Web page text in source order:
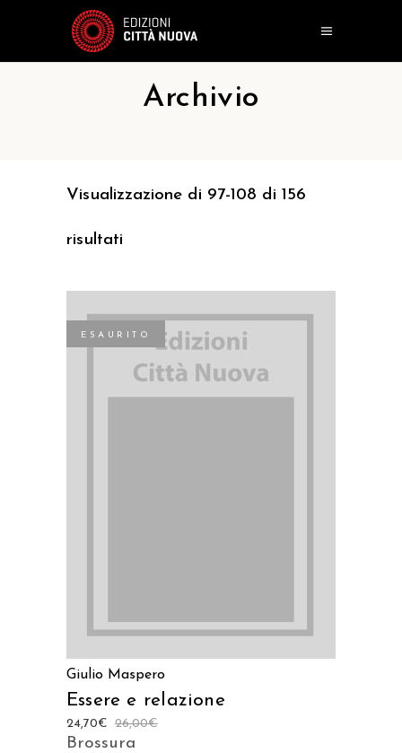
Archivio
Visualizzazione di 97-108 di 156
risultati
ESAURITO
Giulio Maspero
Essere e relazione
26,00€
24,70€
Brossura